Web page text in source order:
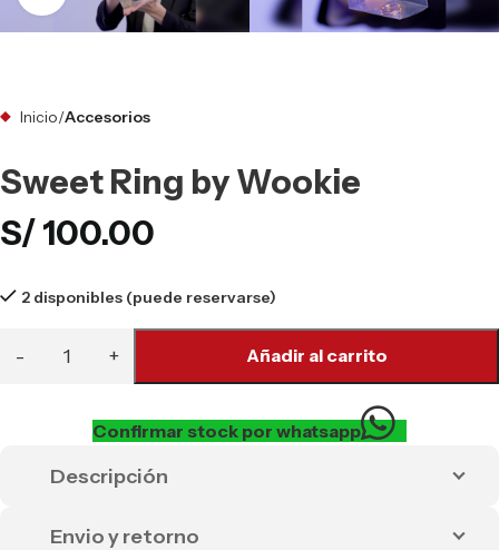
Inicio Accesorios
Sweet Ring by Wookie
S/100.00
2 disponibles (puede reservarse)
Añadir al carrito
Confirmar stock por whatsapp
Descripción
Envio y retorno